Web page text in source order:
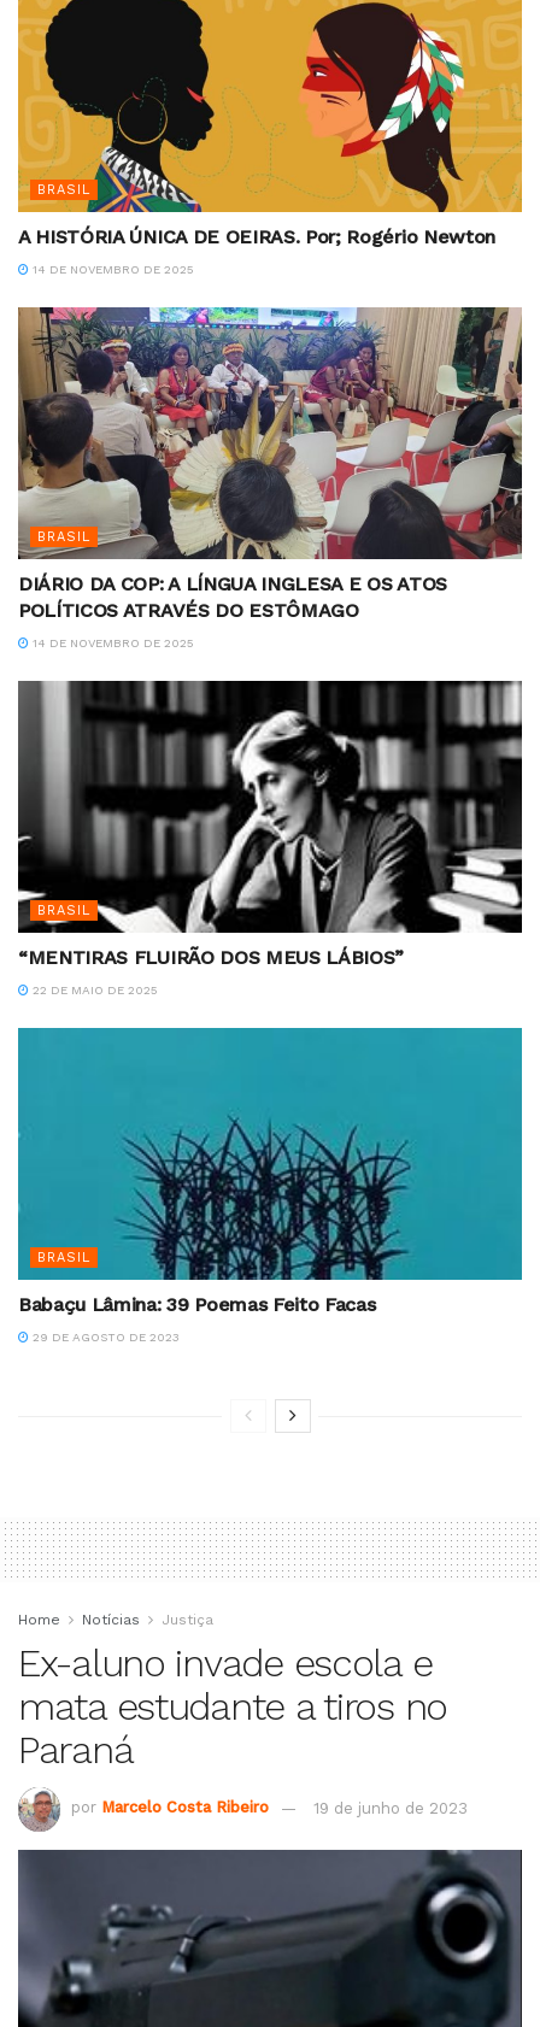
BRASIL
A HISTÓRIA ÚNICA DE OEIRAS. Por; Rogério Newton
14 DE NOVEMBRO DE 2025
BRASIL
DIÁRIO DA COP: A LÍNGUA INGLESA E OS ATOS
POLÍTICOS ATRAVÉS DO ESTÔMAGO
14 DE NOVEMBRO DE 2025
BRASIL
“MENTIRAS FLUIRÃO DOS MEUS LÁBIOS”
22 DE MAIO DE 2025
BRASIL
Babaçu Lâmina: 39 Poemas Feito Facas
29 DE AGOSTO DE 2023
Home Notícias Justiça
Ex-aluno invade escola e
mata estudante a tiros no
Paraná
por Marcelo Costa Ribeiro 19 de junho de 2023